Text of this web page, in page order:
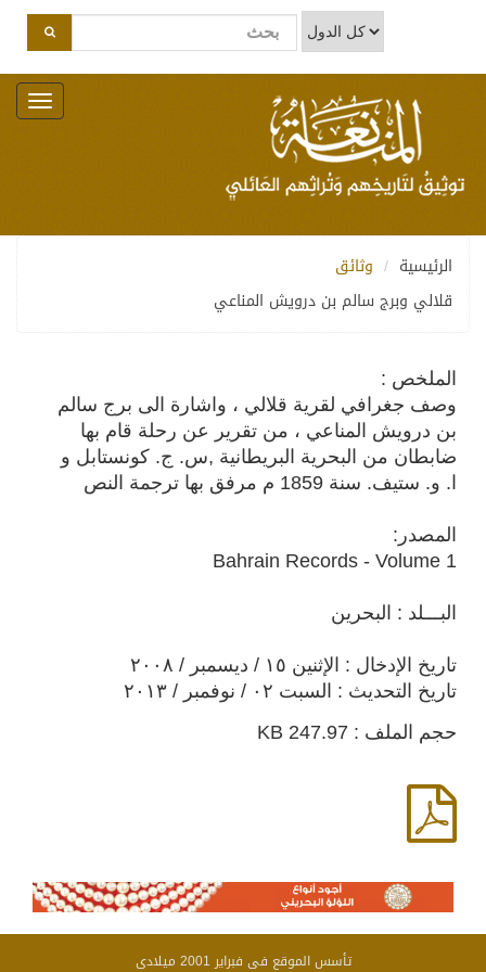
Toggle
navigation
الرئيسية
وثائق
قلالي وبرج سالم بن درويش المناعي
الملخص :
وصف جغرافي لقرية قلالي ، واشارة الى برج سالم
بن درويش المناعي ، من تقرير عن رحلة قام بها
ضابطان من البحرية البريطانية ,س. ج. كونستابل و
ا. و. ستيف. سنة 1859 م مرفق بها ترجمة النص
المصدر:
Bahrain Records - Volume 1
البـــلد : البحرين
تاريخ الإدخال : الإثنين ١٥ / ديسمبر / ٢٠٠٨
تاريخ التحديث : السبت ٠٢ / نوفمبر / ٢٠١٣
حجم الملف : 247.97 KB
تأسس الموقع فى فبراير 2001 ميلادى